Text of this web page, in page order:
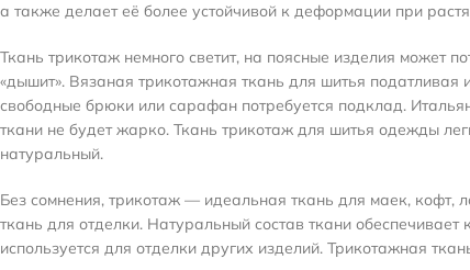
а также делает её более устойчивой к деформации при
Ткань трикотаж немного светит, на поясные изделия может
«дышит». Вязаная трикотажная ткань для шитья податливая
свободные брюки или сарафан потребуется подклад.
ткани не будет жарко. Ткань трикотаж для шитья одежды
натуральный.
Без сомнения, трикотаж — идеальная ткань для маек, кофт,
ткань для отделки. Натуральный состав ткани
используется для отделки других изделий. Трикотажная